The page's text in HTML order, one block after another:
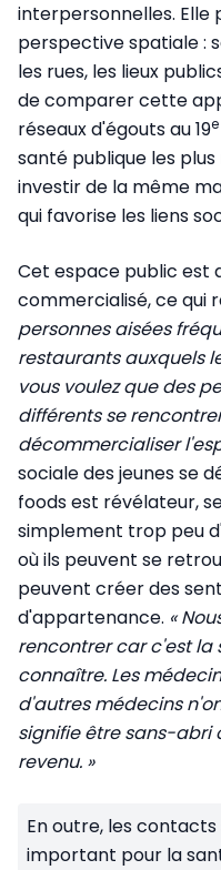
interpersonnelles. Elle
perspective spatiale :
les rues, les lieux
de comparer cette
réseaux d'égouts au 19e
santé publique les plus
investir de la même
qui favorise les liens
Cet espace public est
commercialisé, ce qui
personnes aisées
restaurants auxquels
vous voulez que des
différents se
décommercialiser
sociale des jeunes se
foods est révélateur,
simplement trop peu
où ils peuvent se
peuvent créer des
d'appartenance. «
rencontrer car c'est la
connaître. Les
d'autres médecins
signifie être sans-abri
revenu. »
En outre, les
important pour la